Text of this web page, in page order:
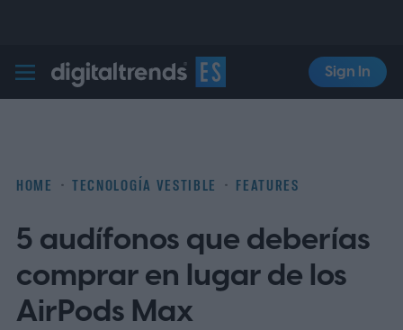
Digital Trends Español
Sign In
HOME TECNOLOGÍA VESTIBLE FEATURES
5 audífonos que deberías
comprar en lugar de los
AirPods Max